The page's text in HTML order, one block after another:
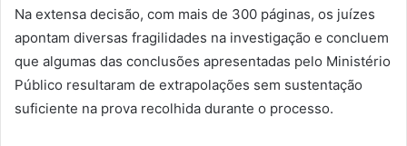
Na extensa decisão, com mais de 300 páginas, os juízes
apontam diversas fragilidades na investigação e concluem
que algumas das conclusões apresentadas pelo Ministério
Público resultaram de extrapolações sem sustentação
suficiente na prova recolhida durante o processo.